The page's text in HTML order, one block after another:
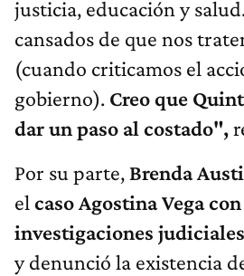
justicia, educación y
cansados de que nos
(cuando criticamos el
gobierno). Creo que
dar un paso al costado",
Por su parte, Brenda
el caso Agostina Vega
investigaciones judiciales
y denunció la existencia